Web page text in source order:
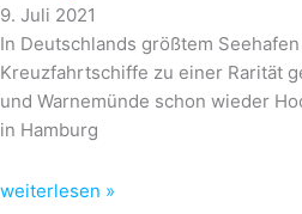
9. Juli 2021
In Deutschlands größtem
Kreuzfahrtschiffe zu einer Rarität
und Warnemünde schon wieder
in Hamburg
weiterlesen »